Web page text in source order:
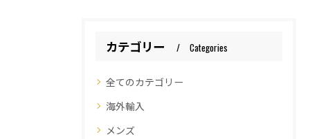
カテゴリー Categories
全てのカテゴリー
海外輸入
メンズ